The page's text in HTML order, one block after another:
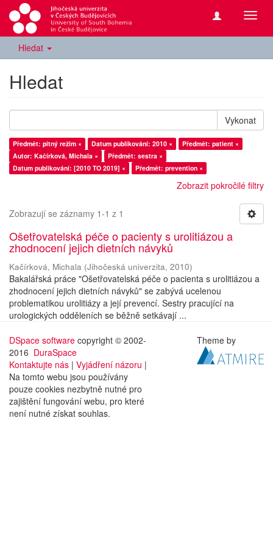
Hledat
Hledat
Vykonat
Předmět: pitný režim × Datum publikování: 2010 ×
Předmět: patient ×
Autor: Kačírková, Michala ×
Předmět: sestra ×
Datum publikování: [2010 TO 2019] ×
Předmět: prevention ×
Zobrazit pokročilé filtry
Zobrazují se záznamy 1-1 z 1
Ošetřovatelská péče o pacienty s urolitiázou a
zhodnocení jejich dietních návyků
Kačírková, Michala (Jihočeská univerzita, 2010)
Bakalářská práce "Ošetřovatelská péče o pacienta s urolitiázou a
zhodnocení jejich dietních návyků" se zabývá ucelenou
problematikou urolitiázy a její prevencí. Sestry pracující na
urologických odděleních se běžně setkávají ...
DSpace software copyright © 2002-
2016 DuraSpace
Kontaktujte nás | Vyjádření názoru |
Na tomto webu jsou používány
pouze cookies nezbytně nutné pro
zajištění fungování webu, pro které
není nutné získat souhlas.
Theme by